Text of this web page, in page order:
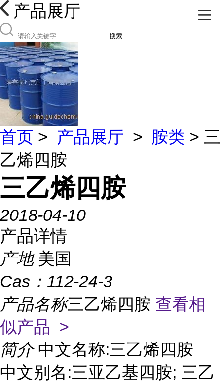
产品展厅
搜索
首页 > 产品展厅 > 胺类 > 三
乙烯四胺
三乙烯四胺
2018-04-10
产品详情
产地 美国
Cas： 112-24-3
产品名称三乙烯四胺 查看相
似产品 >
简介 中文名称:三乙烯四胺
中文别名:三亚乙基四胺; 三乙